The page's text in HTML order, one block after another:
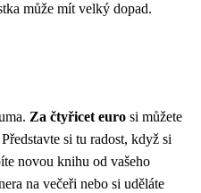
může mít velký dopad.
Za čtyřicet euro si můžete
si tu radost, když si
novou knihu od vašeho
na večeři nebo si uděláte